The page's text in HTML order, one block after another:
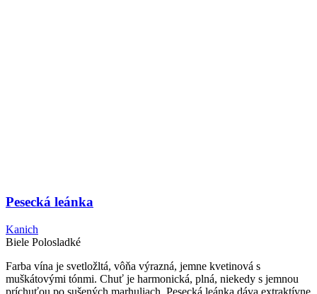
Pesecká leánka
Kanich
Biele Polosladké
Farba vína je svetložltá, vôňa výrazná, jemne kvetinová s
muškátovými tónmi. Chuť je harmonická, plná, niekedy s jemnou